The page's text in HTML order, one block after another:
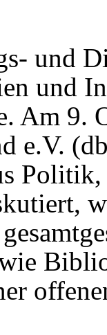
und
und
Am 9.
e.V.